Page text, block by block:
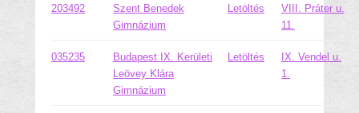
203492
Szent Benedek
Gimnázium
Letöltés
VIII. Práter u.
11.
035235
Budapest IX. Kerületi
Leövey Klára
Gimnázium
Letöltés
IX. Vendel u.
1.